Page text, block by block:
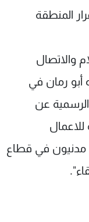
المنطقة
والاتصال
أبو رمان في
الرسمية عن
مدنيون في قطاع